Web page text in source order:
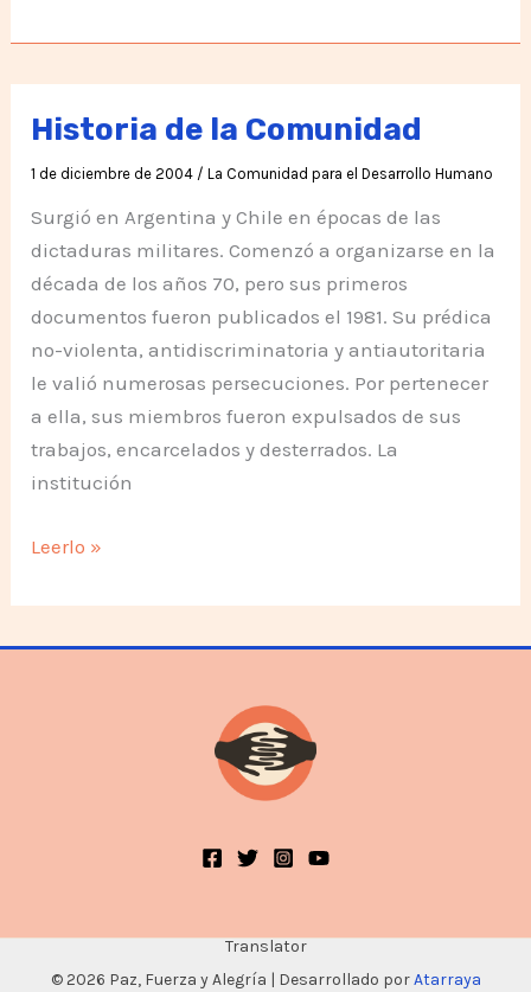
Movimiento
Humanista
en
Historia de la Comunidad
1 de diciembre de 2004 /La Comunidad para el Desarrollo Humano
Surgió en Argentina y Chile en épocas de las
dictaduras militares. Comenzó a organizarse en la
década de los años 70, pero sus primeros
documentos fueron publicados el 1981. Su prédica
no-violenta, antidiscriminatoria y antiautoritaria
le valió numerosas persecuciones. Por pertenecer
a ella, sus miembros fueron expulsados de sus
trabajos, encarcelados y desterrados. La
institución
Historia
la
Comunidad
Leerlo »
Translator
© 2026 Paz, Fuerza y Alegría | Desarrollado porAtarraya